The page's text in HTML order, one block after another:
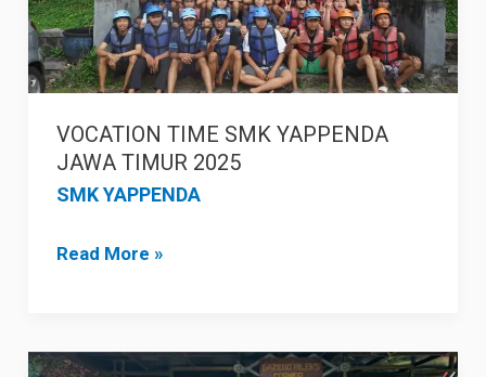
VOCATION TIME SMK YAPPENDA
JAWA TIMUR 2025
SMK YAPPENDA
TIMUR
2025
Read More »
SERUNYA